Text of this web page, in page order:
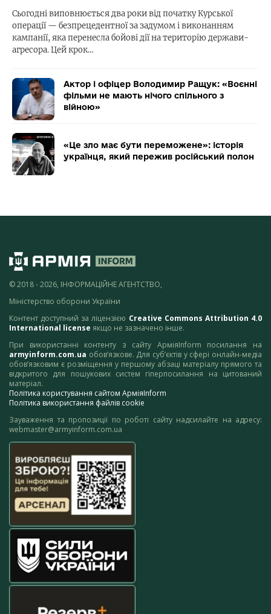
Сьогодні виповнюється два роки від початку Курської
операції — безпрецедентної за задумом і виконанням
кампанії, яка перенесла бойові дії на територію держави-
агресора. Цей крок…
Актор і офіцер Володимир Ращук: «Воєнні
фільми не мають нічого спільного з
війною»
«Це зло має бути переможене»: історія
українця, який пережив російський полон
© 2018 - 2026, ІНФОРМАЦІЙНЕ АГЕНТСТВО,
Міністерство оборони України
Контент доступний за ліцензією Creative Commons Attribution 4.0
International license якщо не зазначено інше.
При використанні контенту з сайту АрміяInform посилання на
armyinform.com.ua обов’язкове. Для суб’єктів у сфері онлайн-медіа
обов’язковим є розміщення у першому абзаці матеріалу прямого та
відкритого для пошукових систем гіперпосилання на цитований
матеріал.
Політика користування сайтом АрміяInform
Політика використання файлів cookie
Зауваження та пропозиції по роботі сайту надсилайте на адресу:
webmaster@armyinform.com.ua